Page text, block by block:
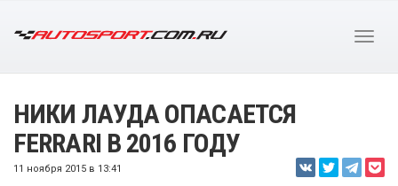
НИКИ ЛАУДА ОПАСАЕТСЯ
FERRARI В 2016 ГОДУ
11 ноября 2015 в 13:41